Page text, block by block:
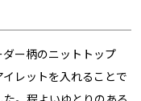
ー柄のニットトップ
レットを入れることで